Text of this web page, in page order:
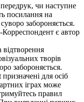
чи наступне
посилання на
забороняється.
Корреспондент є автор
відтворення
творів
забороняється.
для осіб
іграх може
правил